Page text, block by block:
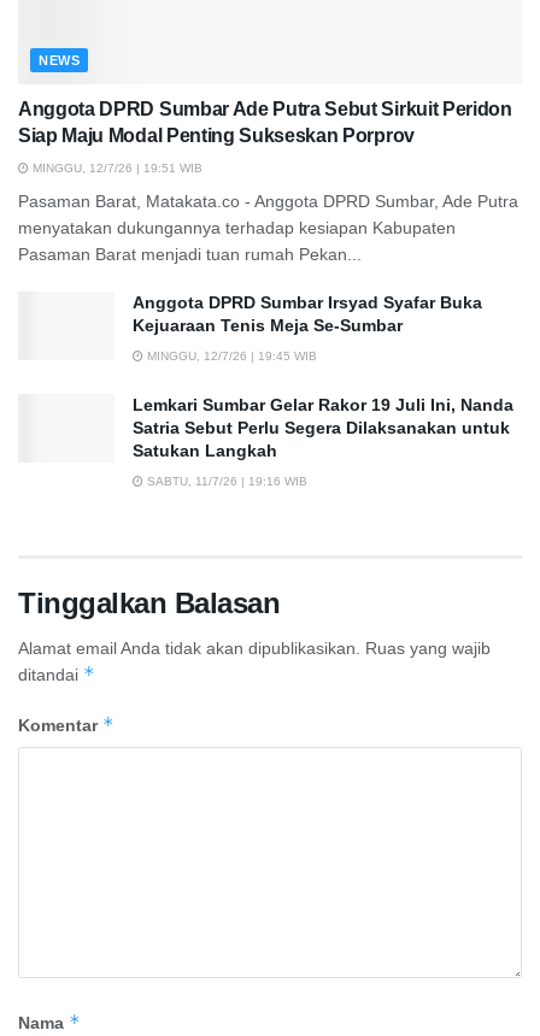
NEWS
Anggota DPRD Sumbar Ade Putra Sebut Sirkuit Peridon
Siap Maju Modal Penting Sukseskan Porprov
MINGGU, 12/7/26 | 19:51 WIB
Pasaman Barat, Matakata.co - Anggota DPRD Sumbar, Ade Putra
menyatakan dukungannya terhadap kesiapan Kabupaten
Pasaman Barat menjadi tuan rumah Pekan...
Anggota DPRD Sumbar Irsyad Syafar Buka
Kejuaraan Tenis Meja Se-Sumbar
MINGGU, 12/7/26 | 19:45 WIB
Lemkari Sumbar Gelar Rakor 19 Juli Ini, Nanda
Satria Sebut Perlu Segera Dilaksanakan untuk
Satukan Langkah
SABTU, 11/7/26 | 19:16 WIB
Tinggalkan Balasan
Alamat email Anda tidak akan dipublikasikan.
Ruas yang wajib
ditandai *
Komentar *
Nama *